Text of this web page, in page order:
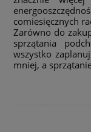
comiesięcznych
Zarówno do
sprzątania
wszystko
mniej, a